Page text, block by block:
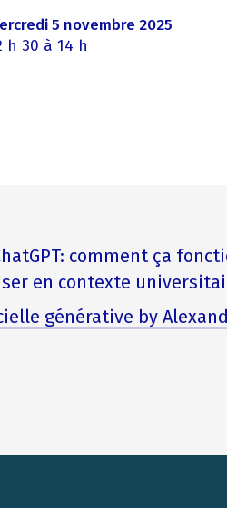
5 novembre 2025
h 30 à 14 h
comment ça
en contexte
générative by